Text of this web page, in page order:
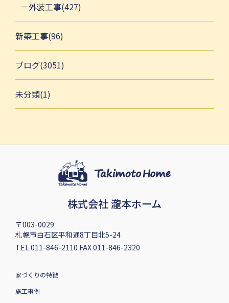
外装工事(427)
新築工事(96)
ブログ(3051)
未分類(1)
株式会社 瀧本ホーム
〒003-0029
札幌市白石区平和通8丁目北5-24
TEL 011-846-2110 FAX 011-846-2320
家づくりの特徴
施工事例